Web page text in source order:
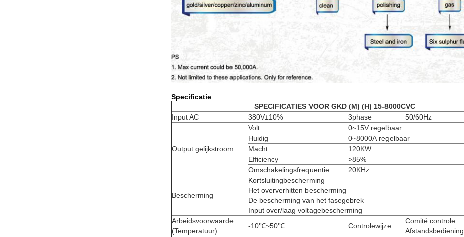
Specificatie
SPECIFICATIES VOOR GKD (M) (H) 15-8000CVC
Input AC
380V±10% 3phase 50/60Hz
Output gelijkstroom
Volt
0~15V regelbaar
Huidig
0~8000A regelbaar
Macht
120KW
Efficiency
>85%
Omschakelingsfrequentie
20KHz
Bescherming
Kortsluitingbescherming
Het oververhitten bescherming
De bescherming van het fasegebrek
Input over/laag voltagebescherming
Arbeidsvoorwaarde
(Temperatuur)
-10℃~50℃ Controlewijze
Comité controle
Afstandsbediening